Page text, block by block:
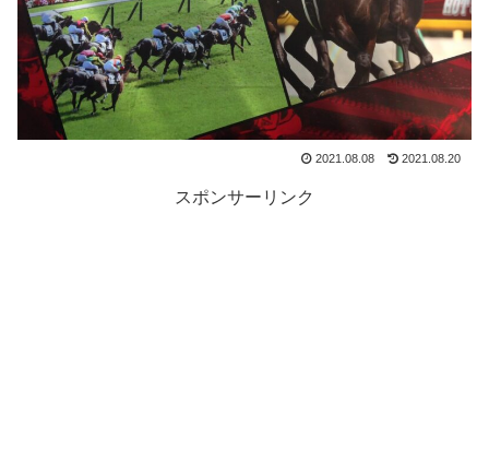
2021.08.08 2021.08.20
スポンサーリンク